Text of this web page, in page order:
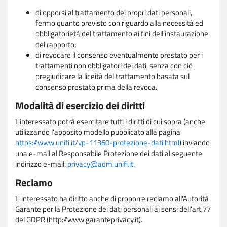
di opporsi al trattamento dei propri dati personali,
fermo quanto previsto con riguardo alla necessità ed
obbligatorietà del trattamento ai fini dell'instaurazione
del rapporto;
di revocare il consenso eventualmente prestato per i
trattamenti non obbligatori dei dati, senza con ciò
pregiudicare la liceità del trattamento basata sul
consenso prestato prima della revoca.
Modalità di esercizio dei diritti
L'interessato potrà esercitare tutti i diritti di cui sopra (anche
utilizzando l'apposito modello pubblicato alla pagina
https://www.unifi.it/vp-11360-protezione-dati.html) inviando
una e-mail al Responsabile Protezione dei dati al seguente
indirizzo e-mail:privacy@adm.unifi.it.
Reclamo
L' interessato ha diritto anche di proporre reclamo all'Autorità
Garante per la Protezione dei dati personali ai sensi dell'art.77
del GDPR (http://www.garanteprivacy.it).